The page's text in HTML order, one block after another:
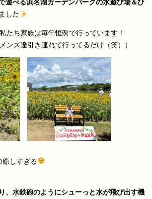
遊べる浜名湖ガーデンパークの水遊び場＆ひ
した
私たち家族は毎年恒例で行っています！
ンズ達引き連れて行ってるだけ（笑））
癒しすぎる
、水鉄砲のようにシューっと水が飛び出す機